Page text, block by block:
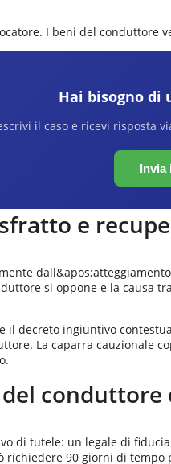
I beni del conduttore
Hai bisogno di
il caso e ricevi risposta
Invia
e
si oppone e la causa
il decreto ingiuntivo
La caparra cauzionale
di tutele: un legale di
richiedere 90 giorni di